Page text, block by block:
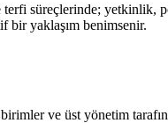
süreçlerinde; yetkinlik,
bir yaklaşım benimsenir.
ve üst yönetim